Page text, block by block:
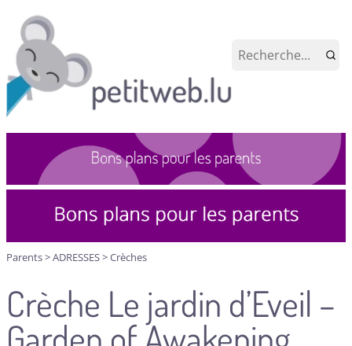
Parents>ADRESSES>Crèches
Crèche Le jardin d’Eveil –